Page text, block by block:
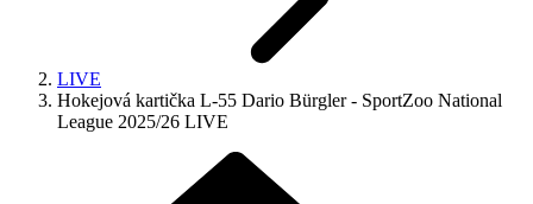
LIVE
Hokejová kartička L-55 Dario Bürgler - SportZoo National
League 2025/26 LIVE